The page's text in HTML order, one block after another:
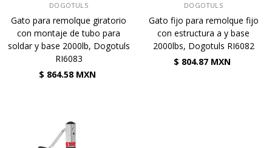
DOGOTULS
Gato para remolque giratorio
con montaje de tubo para
soldar y base 2000lb, Dogotuls
RI6083
$ 864.58 MXN
DOGOTULS
Gato fijo para remolque fijo
con estructura a y base
2000lbs, Dogotuls RI6082
$ 804.87 MXN